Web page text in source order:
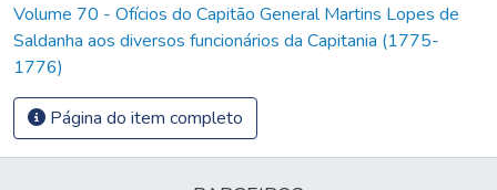
Volume 70 - Ofícios do Capitão General Martins Lopes de
Saldanha aos diversos funcionários da Capitania (1775-
1776)
Página do item completo